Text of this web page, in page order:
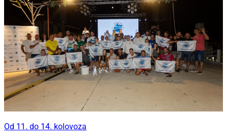
Od 11. do 14. kolovoza